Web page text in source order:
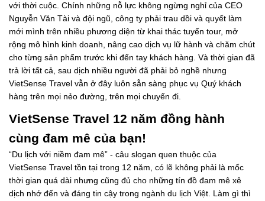
với thời cuộc. Chính những nỗ lực không ngừng nghỉ của CEO
Nguyễn Văn Tài và đội ngũ, công ty phải trau dồi và quyết làm
mới mình trên nhiều phương diện từ khai thác tuyến tour, mở
rộng mô hình kinh doanh, nâng cao dịch vụ lữ hành và chăm chút
cho từng sản phẩm trước khi đến tay khách hàng. Và thời gian đã
trả lời tất cả, sau dịch nhiều người đã phải bỏ nghề nhưng
VietSense Travel vẫn ở đây luôn sẵn sàng phục vụ Quý khách
hàng trên mọi nẻo đường, trên mọi chuyến đi.
VietSense Travel 12 năm đồng hành
cùng đam mê của bạn!
“Du lịch với niềm đam mê” - câu slogan quen thuộc của
VietSense Travel tồn tại trong 12 năm, có lẽ không phải là mốc
thời gian quá dài nhưng cũng đủ cho những tín đồ đam mê xê
dịch nhớ đến và đáng tin cậy trong ngành du lịch Việt. Làm gì thì